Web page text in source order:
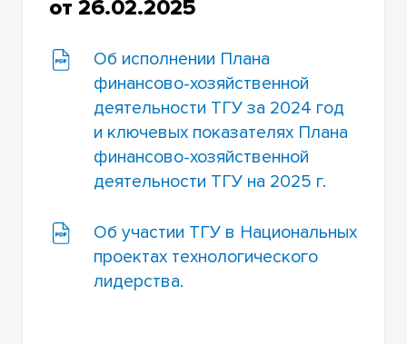
РЕШЕНИЯ УЧЕНОГО СОВЕТА ЗА 2014 ГОД
от 26.02.2025
Об исполнении Плана
финансово-хозяйственной
деятельности ТГУ за 2024 год
и ключевых показателях Плана
финансово-хозяйственной
деятельности ТГУ на 2025 г.
Об участии ТГУ в Национальных
проектах технологического
лидерства.